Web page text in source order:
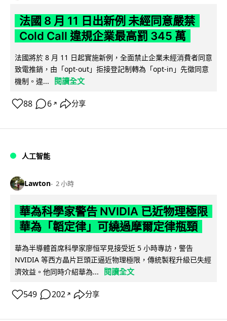
法國 8 月 11 日出新例 未經同意嚴禁
Cold Call 違規企業最高罰 345 萬
法國將於 8 月 11 日起實施新例，全面禁止企業未經消費者同意
致電推銷，由「opt-out」拒接登記制轉為「opt-in」先徵同意
機制。違...
閱讀全文
88 6 ↗ 分享
人工智能
Lawton 2 小時
華為科學家警告 NVIDIA 已近物理極限
華為「韜定律」可繞過摩爾定律瓶頸
華為半導體首席科學家廖恒罕見接受近 5 小時專訪，警告
NVIDIA 等西方晶片巨頭正逼近物理極限，傳統製程升級已失經
濟效益。他同時介紹華為...
閱讀全文
549 202 ↗ 分享